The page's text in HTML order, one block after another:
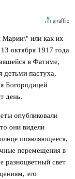
Марии\" или как их
октября 1917 года
в Фатиме,
детьми пастуха,
Богородицей
день.
опубликовали
они видели
появляющееся,
перемещения в
разноцветный свет
это